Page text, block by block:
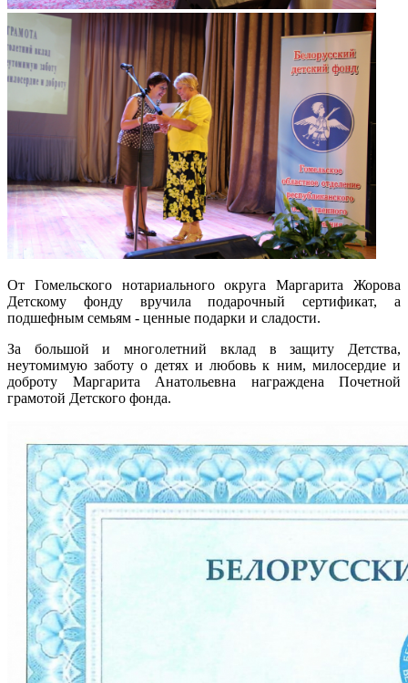
От Гомельского нотариального округа Маргарита Жорова
Детскому фонду вручила подарочный сертификат, а
подшефным семьям - ценные подарки и сладости.
За большой и многолетний вклад в защиту Детства,
неутомимую заботу о детях и любовь к ним, милосердие и
доброту Маргарита Анатольевна награждена Почетной
грамотой Детского фонда.